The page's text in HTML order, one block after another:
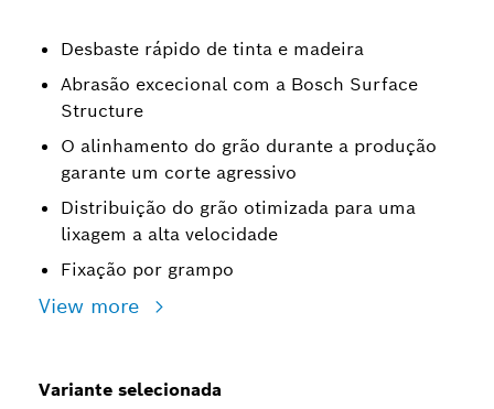
Desbaste rápido de tinta e madeira
Abrasão excecional com a Bosch Surface
Structure
O alinhamento do grão durante a produção
garante um corte agressivo
Distribuição do grão otimizada para uma
lixagem a alta velocidade
Fixação por grampo
View more
Variante selecionada